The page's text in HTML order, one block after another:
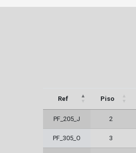
Ref Piso
PF_205_J 2
PF_305_O 3